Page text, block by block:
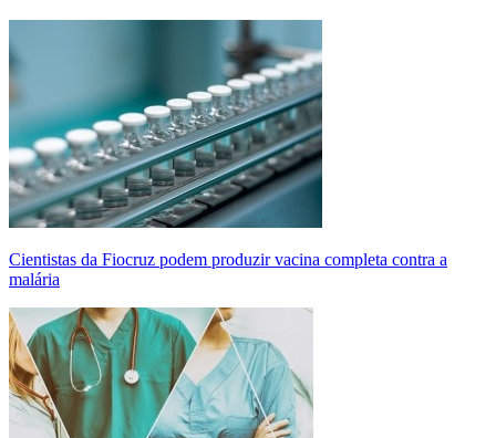
Cientistas da Fiocruz podem produzir vacina completa contra a
malária